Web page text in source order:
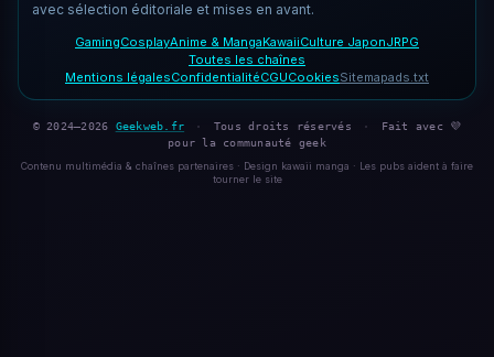
avec sélection éditoriale et mises en avant.
GamingCosplayAnime & MangaKawaiiCulture JaponJRPG
Toutes les chaînes
Mentions légalesConfidentialitéCGUCookiesSitemapads.txt
© 2024–2026 Geekweb.fr · Tous droits réservés ·
Fait avec 💜
pour la communauté geek
Contenu multimédia & chaînes partenaires · Design kawaii manga · Les pubs aident à faire
tourner le site